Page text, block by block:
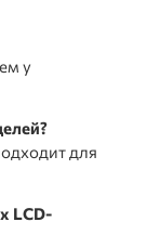
у
для
LCD-